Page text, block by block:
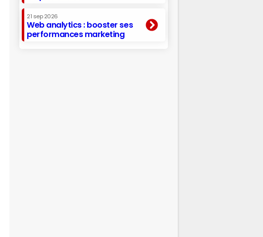
21 sep 2026
Web analytics : booster ses
performances marketing